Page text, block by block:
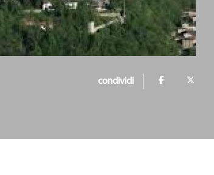
condividi